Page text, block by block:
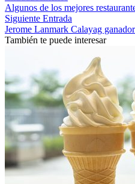
Algunos de los mejores
Siguiente Entrada
Jerome Lanmark Calayag
También te puede interesar